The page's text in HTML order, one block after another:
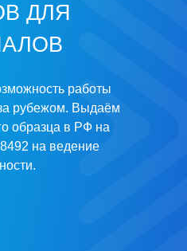
ДЛЯ
работы
рубежом. Выдаём
образца в РФ на
на ведение